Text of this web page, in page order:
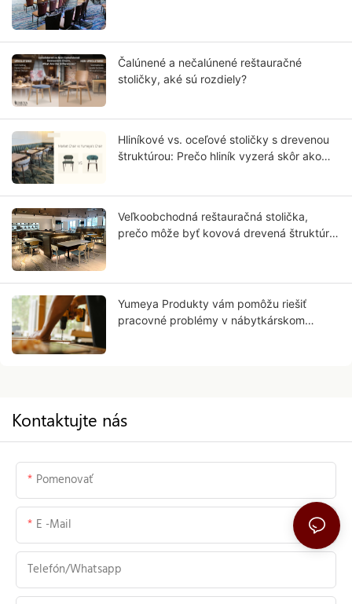
Čalúnené a nečalúnené reštauračné
stoličky, aké sú rozdiely?
Hliníkové vs. oceľové stoličky s drevenou
štruktúrou: Prečo hliník vyzerá skôr ako
Veľkoobchodná reštauračná stolička,
prečo môže byť kovová drevená štruktúra
Yumeya Produkty vám pomôžu riešiť
pracovné problémy v nábytkárskom
Kontaktujte nás
Pomenovať
E -mail
Telefón/whatsapp